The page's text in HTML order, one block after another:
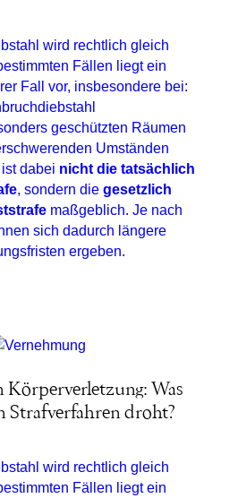
wird rechtlich gleich
Fällen liegt ein
Fall vor, insbesondere bei:
geschützten Räumen
Umständen
dabei nicht die tatsächlich
, sondern die gesetzlich
maßgeblich. Je nach
sich dadurch längere
ergeben.
Körperverletzung: Was
Strafverfahren droht?
wird rechtlich gleich
Fällen liegt ein